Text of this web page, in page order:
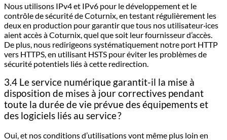
Nous utilisons IPv4 et IPv6 pour le développement et le
contrôle de sécurité de Coturnix, en testant régulièrement les
deux en production pour garantir que tous nos utilisateur·ices
aient accès à Coturnix, quel que soit leur fournisseur d’accès.
De plus, nous redirigeons systématiquement notre port HTTP
vers HTTPS, en utilisant HSTS pour éviter les problèmes de
sécurité potentiels liés à cette redirection.
3.4 Le service numérique garantit-il la mise à
disposition de mises à jour correctives pendant
toute la durée de vie prévue des équipements et
des logiciels liés au service ?
Oui, et nos conditions d’utilisations vont même plus loin en